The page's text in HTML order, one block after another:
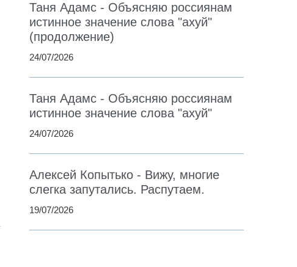
Таня Адамс - Объясняю россиянам
истинное значение слова "ахуй"
(продолжение)
24/07/2026
Таня Адамс - Объясняю россиянам
истинное значение слова "ахуй"
24/07/2026
Алексей Копытько - Вижу, многие
слегка запутались. Распутаем.
19/07/2026